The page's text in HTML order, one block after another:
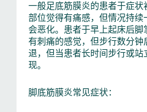
一般足底筋膜炎的患者于症
部位觉得有痛感，但情况持
会恶化。患者于早上起床后
有刺痛的感觉，但步行数分
退，但当患者长时间步行或
现。
脚底筋膜炎常见症状：